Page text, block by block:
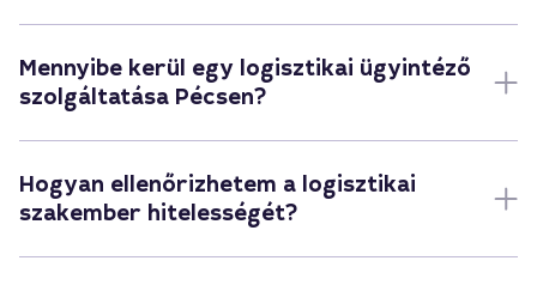
Mennyibe kerül egy logisztikai ügyintéző
szolgáltatása Pécsen?
Hogyan ellenőrizhetem a logisztikai
szakember hitelességét?